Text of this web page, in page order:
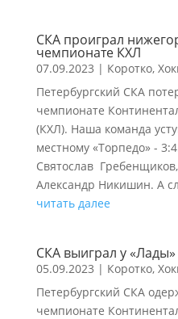
СКА проиграл
чемпионате КХЛ
07.09.2023 | Коротко,
Петербургский СКА
чемпионате
(КХЛ). Наша команда
местному «Торпедо» -
Святослав
Александр Никишин. А
читать далее
СКА выиграл у
05.09.2023 | Коротко,
Петербургский СКА
чемпионате